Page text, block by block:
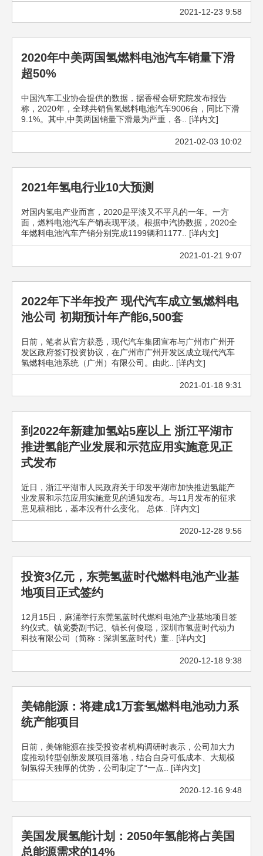
2021-12-23 9:58
2020年中美两国氢燃料电池汽车销量下滑
超50%
中国汽车工业协会提供的数据，据香橙会研究院发布报告
称，2020年，全球共销售氢燃料电池汽车9006台，同比下滑
9.1%。其中,中美两国销量下滑最为严重，各.. [详内文]
2021-02-03 10:02
2021年氢电行业10大预测
对国内氢电产业而言，2020是平淡又不平凡的一年。一方
面，燃料电池汽车产销表现平淡。根据中汽协数据，2020全
年燃料电池汽车产销分别完成1199辆和1177.. [详内文]
2021-01-21 9:07
2022年下半年投产 现代汽车成立氢燃料电
池公司 初期预计年产能6,500套
日前，笔者从官方获悉，现代汽车集团宣布与广州市广州开
发区政府签订投资协议，在广州市广州开发区成立现代汽车
氢燃料电池系统（广州）有限公司。由此.. [详内文]
2021-01-18 9:31
到2022年新建加氢站5座以上 浙江平湖市
推进氢能产业发展和示范应用实施意见正
式发布
近日，浙江平湖市人民政府关于印发平湖市加快推进氢能产
业发展和示范应用实施意见的通知发布。与11月发布的征求
意见稿相比，基本没有什么变化。 总体.. [详内文]
2020-12-28 9:56
投资3亿元，东莞氢蓝时代燃料电池产业基
地项目正式签约
12月15日，麻涌举行东莞氢蓝时代燃料电池产业基地项目签
约仪式。镇党委副书记、镇长何俊聪，深圳市氢蓝时代动力
科技有限公司（简称：深圳氢蓝时代）董.. [详内文]
2020-12-18 9:38
美锦能源：将建成1万套氢燃料电池动力系
统产能项目
日前，美锦能源在接受投资者机构调研时表示，公司加大力
度推动转型创新发展项目落地，结合自身可低成本、大规模
制氢得天独厚的优势，公司制定了“一点.. [详内文]
2020-12-16 9:48
美国发展氢能计划：2050年氢能将占美国
总能源需求的14%